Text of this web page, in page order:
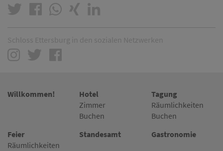
Schloss Ettersburg in den sozialen Netzwerken
Willkommen!
Hotel
Zimmer
Buchen
Tagung
Räumlichkeiten
Buchen
Feier
Räumlichkeiten
Standesamt Gastronomie